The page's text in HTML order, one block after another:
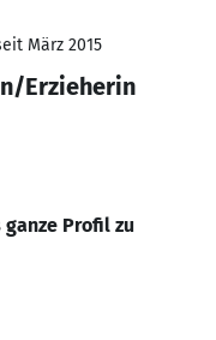
März 2015
Erzieherin
ganze Profil zu